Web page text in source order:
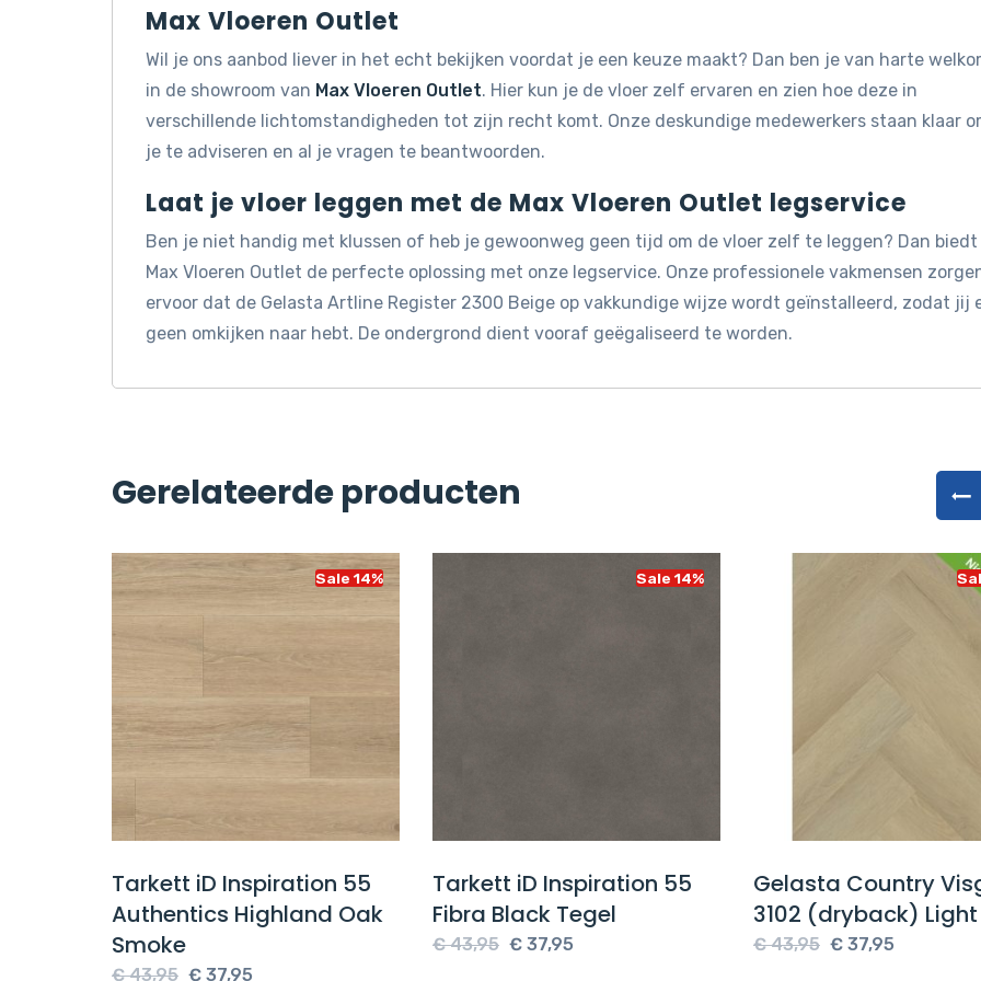
Max Vloeren Outlet
Wil je ons aanbod liever in het echt bekijken voordat je een keuze maakt? Dan ben je van harte
in de showroom van Max Vloeren Outlet. Hier kun je de vloer zelf ervaren en zien hoe deze in
verschillende lichtomstandigheden tot zijn recht komt. Onze deskundige medewerkers staan klaar
je te adviseren en al je vragen te beantwoorden.
Laat je vloer leggen met de Max Vloeren Outlet legservice
Ben je niet handig met klussen of heb je gewoonweg geen tijd om de vloer zelf te leggen? Dan biedt
Max Vloeren Outlet de perfecte oplossing met onze legservice. Onze professionele vakmensen
ervoor dat de Gelasta Artline Register 2300 Beige op vakkundige wijze wordt geïnstalleerd, zodat jij
geen omkijken naar hebt. De ondergrond dient vooraf geëgaliseerd te worden.
Gerelateerde producten
Sale 14%
Tarkett iD Inspiration 55
Authentics Highland Oak
Smoke
€43,95 Oorspronkelijke
€ 37,95
Sale 14%
Tarkett iD Inspiration 55
Fibra Black Tegel
€43,95 Oorspronkelijke
€ 37,95
Gelasta Country
3102 (dryback) Light
€43,95 Oorspronkelijke
€ 37,95